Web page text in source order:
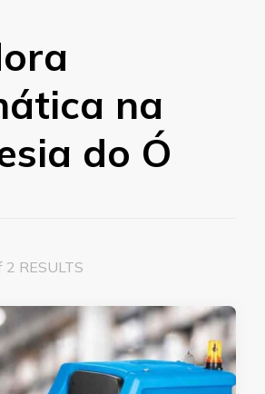
na
do Ó
RESULTS